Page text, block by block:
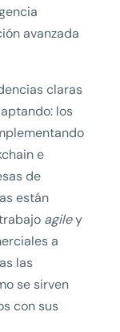
avanzada
claras
los
e
de
están
agiley
a
las
se sirven
con sus